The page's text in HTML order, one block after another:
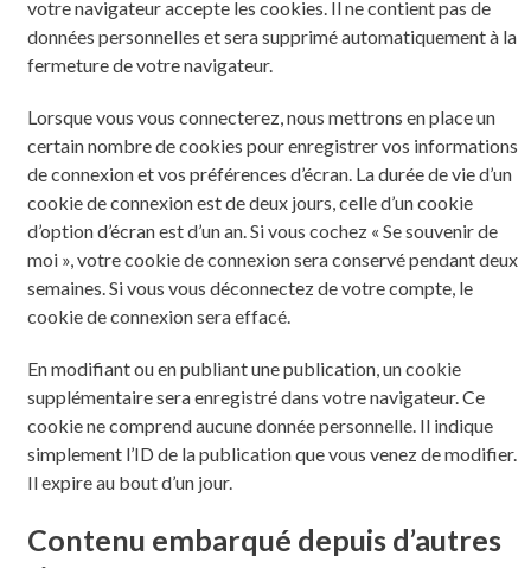
votre navigateur accepte les cookies. Il ne contient pas de
données personnelles et sera supprimé automatiquement à la
fermeture de votre navigateur.
Lorsque vous vous connecterez, nous mettrons en place un
certain nombre de cookies pour enregistrer vos informations
de connexion et vos préférences d’écran. La durée de vie d’un
cookie de connexion est de deux jours, celle d’un cookie
d’option d’écran est d’un an. Si vous cochez « Se souvenir de
moi », votre cookie de connexion sera conservé pendant deux
semaines. Si vous vous déconnectez de votre compte, le
cookie de connexion sera effacé.
En modifiant ou en publiant une publication, un cookie
supplémentaire sera enregistré dans votre navigateur. Ce
cookie ne comprend aucune donnée personnelle. Il indique
simplement l’ID de la publication que vous venez de modifier.
Il expire au bout d’un jour.
Contenu embarqué depuis d’autres